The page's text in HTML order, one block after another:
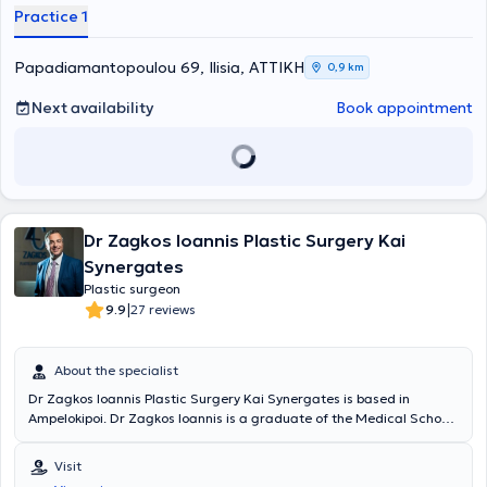
στην Ελληνική Εταιρεία Πλαστικής Επανορθωτικής & Αισθητικής
Athens.
Practice 1
Papadiamantopoulou 69, Ilisia, ΑΤΤΙΚΗ 0,9 km
Next availability Book appointment
Dr Zagkos Ioannis Plastic Surgery Kai
Synergates
Plastic surgeon
9.9|27 reviews
About the specialist
Dr Zagkos Ioannis Plastic Surgery Kai Synergates is based in
Ampelokipoi. Dr Zagkos Ioannis is a graduate of the Medical School
various hospitals in Greece, such as the General Hospital of Ioannina
and the General Hospital of Athens "G. Gennimatas." He has
Visit